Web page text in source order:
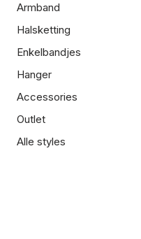
Armband
Halsketting
Enkelbandjes
Hanger
Accessories
Outlet
Alle styles